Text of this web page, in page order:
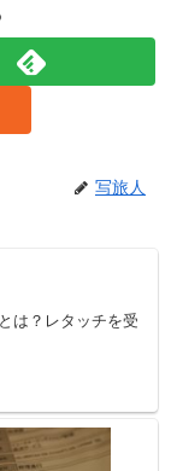
写旅人
は？レタッチを受